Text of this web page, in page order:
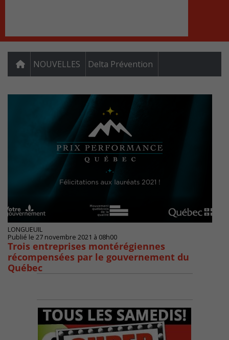
NOUVELLES Delta Prévention
LONGUEUIL
Publié le 27 novembre 2021 à 08h00
Trois entreprises montérégiennes
récompensées par le gouvernement du
Québec